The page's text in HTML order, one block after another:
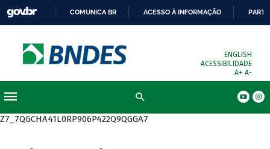
COMUNICA BR ACESSO À INFORMAÇÃO
ENGLISH
ACESSIBILIDADE
A+ A-
Z7_7QGCHA41L0RP906P422Q9QGGA7